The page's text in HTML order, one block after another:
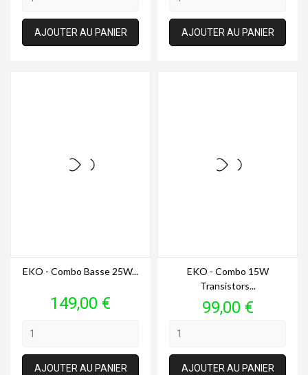
AJOUTER AU PANIER AJOUTER AU PANIER
EKO - Combo Basse 25W...
Prix
149,00 €
AJOUTER AU PANIER
EKO - Combo 15W
Transistors...
Prix
99,00 €
AJOUTER AU PANIER